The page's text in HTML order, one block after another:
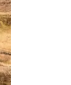
oder Wischgesten.